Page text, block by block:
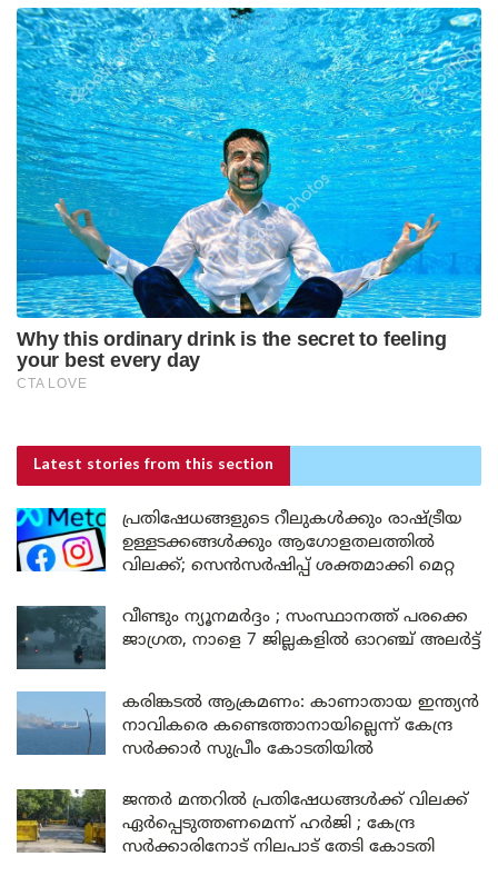
Latest stories from this section
പ്രതിഷേധങ്ങളുടെ റീലുകൾക്കും രാഷ്ട്രീയ
ഉള്ളടക്കങ്ങൾക്കും ആഗോളതലത്തിൽ
വിലക്ക്; സെൻസർഷിപ്പ് ശക്തമാക്കി മെറ്റ
വീണ്ടും ന്യൂനമർദ്ദം ; സംസ്ഥാനത്ത് പരക്കെ
ജാഗ്രത, നാളെ 7 ജില്ലകളിൽ ഓറഞ്ച് അലർട്ട്
കരിങ്കടൽ ആക്രമണം: കാണാതായ ഇന്ത്യൻ
നാവികരെ കണ്ടെത്താനായില്ലെന്ന് കേന്ദ്ര
സർക്കാർ സുപ്രീം കോടതിയിൽ
ജന്തർ മന്തറിൽ പ്രതിഷേധങ്ങൾക്ക് വിലക്ക്
ഏർപ്പെടുത്തണമെന്ന് ഹർജി ; കേന്ദ്ര
സർക്കാരിനോട് നിലപാട് തേടി കോടതി